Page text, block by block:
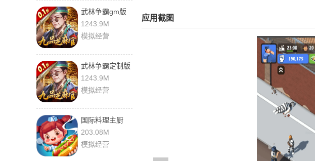
武林争霸gm版
1.0.1 安卓版
1243.9M
模拟经营
武林争霸定制版
1.0.1 最新版
1243.9M
模拟经营
国际料理主厨
9.92.00.00
203.08M
模拟经营
应用截图